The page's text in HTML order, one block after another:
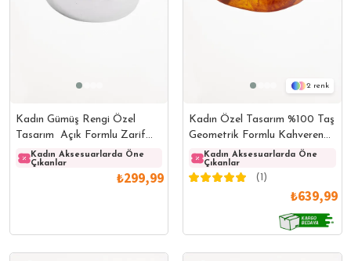
Kadın Gümüş Rengi Özel
Tasarım Açık Formlu Zarif
Bileklik
Kadın Aksesuarlarda Öne
Çıkanlar
Kadın Aksesuarlarda Öne
Çıkanlar
₺299,99
2
Kadın Özel Tasarım %100 Taş
Geometrik Formlu Kahverengi
BileklikKadın Aksesuarlarda Öne
Çıkanlar
(1)
₺639,99